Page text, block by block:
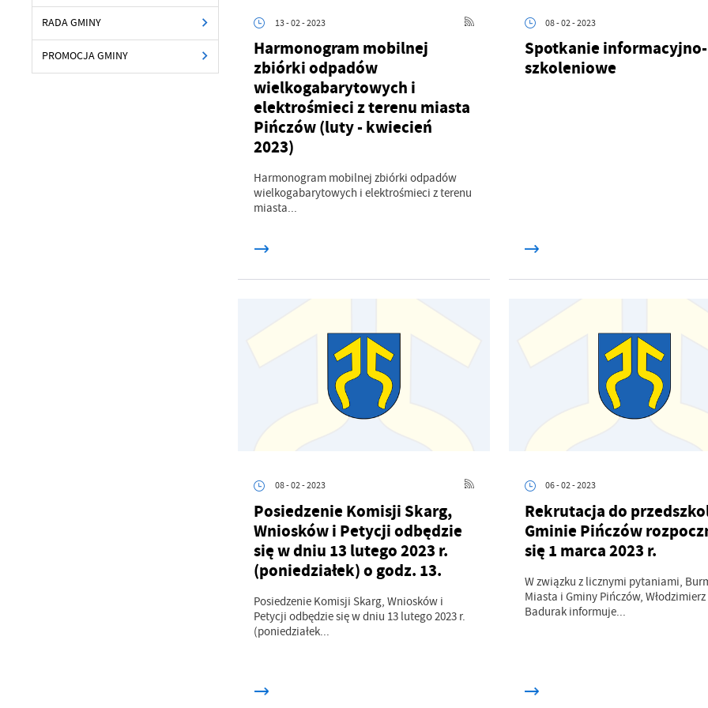
RADA GMINY
PROMOCJA GMINY
13 - 02 - 2023
Harmonogram mobilnej
zbiórki odpadów
wielkogabarytowych i
elektrośmieci z terenu miasta
Pińczów (luty - kwiecień
2023)
Harmonogram mobilnej zbiórki odpadów
wielkogabarytowych i elektrośmieci z terenu
miasta...
08 - 02 - 2023
Spotkanie informacyjno-
szkoleniowe
08 - 02 - 2023
Posiedzenie Komisji Skarg,
Wniosków i Petycji odbędzie
się w dniu 13 lutego 2023 r.
(poniedziałek) o godz. 13.
Posiedzenie Komisji Skarg, Wniosków i
Petycji odbędzie się w dniu 13 lutego 2023 r.
(poniedziałek...
06 - 02 - 2023
Rekrutacja do
Gminie Pińczów
się 1 marca 2023 r.
W związku z licznymi pytaniami,
Miasta i Gminy Pińczów, Włodzimierz
Badurak informuje...